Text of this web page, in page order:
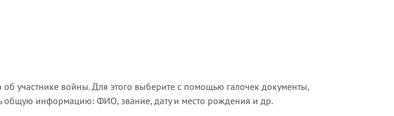
участнике войны. Для этого выберите с помощью галочек документы,
общую информацию: ФИО, звание, дату и место рождения и др.